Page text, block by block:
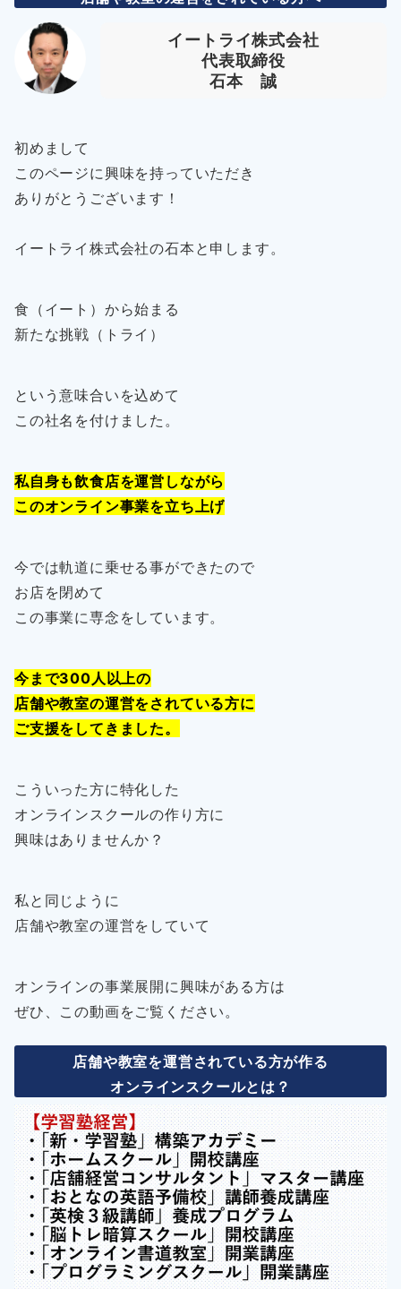
イートライ株式会社
代表取締役
石本 誠
初めまして
このページに興味を持っていただき
ありがとうございます！
イートライ株式会社の石本と申します。
食（イート）から始まる
新たな挑戦（トライ）
という意味合いを込めて
この社名を付けました。
私自身も飲食店を運営しながら
このオンライン事業を立ち上げ
今では軌道に乗せる事ができたので
お店を閉めて
この事業に専念をしています。
今まで300人以上の
店舗や教室の運営をされている方に
ご支援をしてきました。
こういった方に特化した
オンラインスクールの作り方に
興味はありませんか？
私と同じように
店舗や教室の運営をしていて
オンラインの事業展開に興味がある方は
ぜひ、この動画をご覧ください。
店舗や教室を運営されている方が作る
オンラインスクールとは？